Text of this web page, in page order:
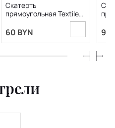
Скатерть
прямоугольная Textile
60 BYN 90